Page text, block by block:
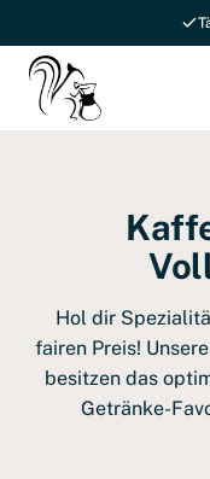
Hol dir
fairen Preis!
besitzen das
Getränke-